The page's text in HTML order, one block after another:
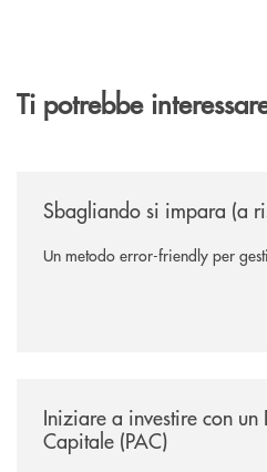
Ti potrebbe
Sbagliando si impara (a
Un metodo error-friendly per
Iniziare a investire con
Capitale (PAC)